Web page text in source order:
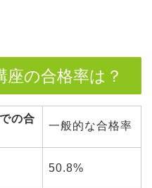
の合格率は？
の合
一般的な合格率
50.8%